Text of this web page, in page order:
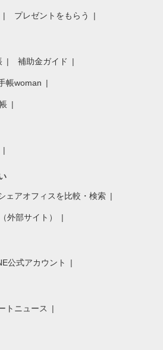
プレゼントをもらう
補助金ガイド
帳woman
ェアオフィスを比較・検索
外部サイト）
公式アカウント
トニュース